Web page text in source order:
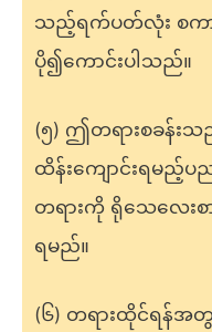
သည့်ရက်ပတ်လုံး စကား
ပို၍ကောင်းပါသည်။
(၅) ဤတရားစခန်း
ထိန်းကျောင်းရမည့်ပ
တရားကို ရိုသေလေးစာ
ရမည်။
(၆) တရားထိုင်ရန်